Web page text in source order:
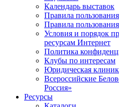
Календарь выставок
Правила
Правила
Условия и порядок
ресурсам Интернет
Политика
Клубы по интересам
Юридическая
Всероссийские
Россия»
Ресурсы